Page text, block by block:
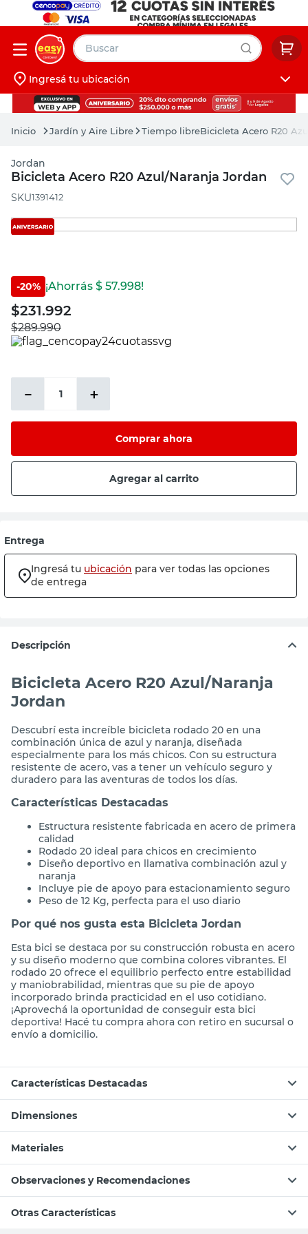
Buscar
Iniciá sesión
Ingresá tu ubicación
Jardín y Aire Libre Tiempo libreBicicleta Acero R20
Jordan
Bicicleta Acero R20 Azul/Naranja Jordan
:1391412
-20% ¡Ahorrás $ 57.998!
$231.992
$289.990
＋
－
Comprar ahora
Agregar al carrito
Entrega
Ingresá tu ubicación para ver todas las opciones
de entrega
Descripción
Bicicleta Acero R20 Azul/Naranja
Jordan
Descubrí esta increíble bicicleta rodado 20 en una
combinación única de azul y naranja, diseñada
especialmente para los más chicos. Con su estructura
resistente de acero, vas a tener un vehículo seguro y
duradero para las aventuras de todos los días.
Características Destacadas
Estructura resistente fabricada en acero de primera
calidad
Rodado 20 ideal para chicos en crecimiento
Diseño deportivo en llamativa combinación azul y
naranja
Incluye pie de apoyo para estacionamiento seguro
Peso de 12 Kg, perfecta para el uso diario
Por qué nos gusta esta Bicicleta Jordan
Esta bici se destaca por su construcción robusta en acero
y su diseño moderno que combina colores vibrantes. El
rodado 20 ofrece el equilibrio perfecto entre estabilidad
y maniobrabilidad, mientras que su pie de apoyo
incorporado brinda practicidad en el uso cotidiano.
¡Aprovechá la oportunidad de conseguir esta bici
deportiva! Hacé tu compra ahora con retiro en sucursal o
envío a domicilio.
Características Destacadas
Dimensiones
Materiales
Observaciones y Recomendaciones
Otras Características
muebles
placard
espejo
ceramica
muebles
pintura
escritorio
puertas